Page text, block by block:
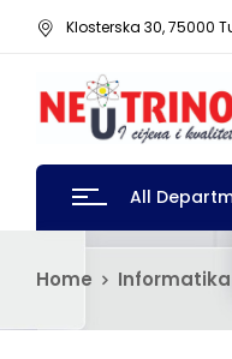
Klosterska 30, 75000
All
Home Informatika